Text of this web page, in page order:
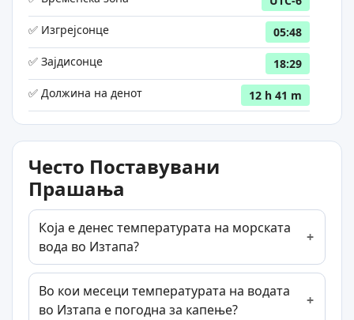
✅ Изгрејсонце
05:48
✅ Зајдисонце
18:29
✅ Должина на денот
12 h 41 m
Често Поставувани
Прашања
Која е денес температурата на морската
вода во Изтапа?
Во кои месеци температурата на водата
во Изтапа е погодна за капење?